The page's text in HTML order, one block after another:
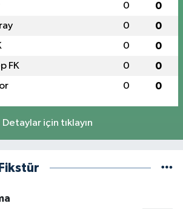
0 0
0 0
0 0
FK 0 0
0 0
Detaylar için tıklayın